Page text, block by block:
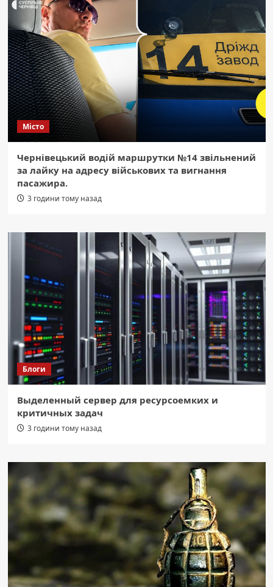
Місто
Чернівецький водій маршрутки №14 звільнений
за лайку на адресу військових та вигнання
пасажира.
3 години тому назад
Блоги
Выделенный сервер для ресурсоемких и
критичных задач
3 години тому назад